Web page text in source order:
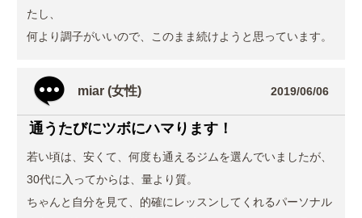
たし、
何より調子がいいので、このまま続けようと思っています。
miar (女性) 2019/06/06
通うたびにツボにハマります！
若い頃は、安くて、何度も通えるジムを選んでいましたが、
30代に入ってからは、量より質。
ちゃんと自分を見て、的確にレッスンしてくれるパーソナル